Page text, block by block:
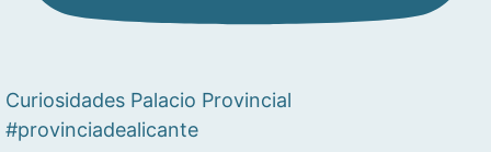
Curiosidades Palacio Provincial
#provinciadealicante